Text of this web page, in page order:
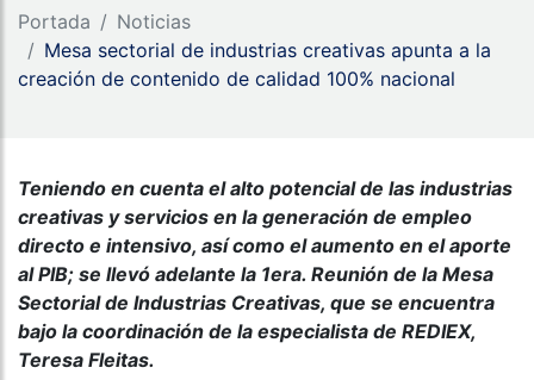
Portada
Noticias
Mesa sectorial de industrias creativas apunta a la
creación de contenido de calidad 100% nacional
Teniendo en cuenta el alto potencial de las industrias
creativas y servicios en la generación de empleo
directo e intensivo, así como el aumento en el aporte
al PIB; se llevó adelante la 1era. Reunión de la Mesa
Sectorial de Industrias Creativas, que se encuentra
bajo la coordinación de la especialista de REDIEX,
Teresa Fleitas.